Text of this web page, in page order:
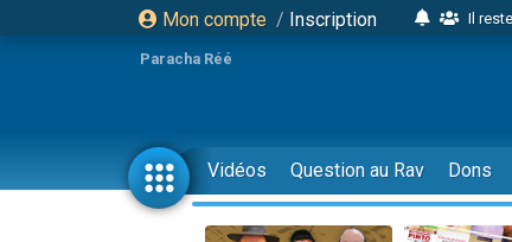
Mon compte / Inscription
Il
2
6
4
2
17
Paracha Réé
Vidéos Question au Rav Dons